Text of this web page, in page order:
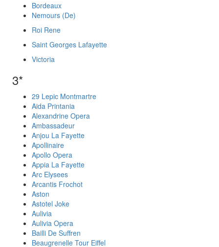
Bordeaux
Nemours (De)
Roi Rene
Saint Georges Lafayette
Victoria
3*
29 Lepic Montmartre
Aida Printania
Alexandrine Opera
Ambassadeur
Anjou La Fayette
Apollinaire
Apollo Opera
Appia La Fayette
Arc Elysees
Arcantis Frochot
Aston
Astotel Joke
Aulivia
Aulivia Opera
Bailli De Suffren
Beaugrenelle Tour Eiffel